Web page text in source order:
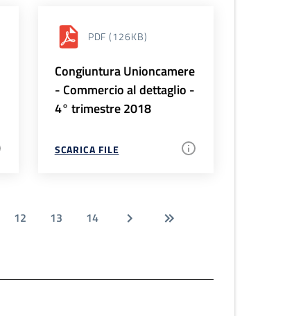
PDF (126KB)
Congiuntura Unioncamere
- Commercio al dettaglio -
4° trimestre 2018
SCARICA FILE
12 13 14